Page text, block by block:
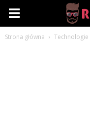
Rebel-
Strona główna Technologie